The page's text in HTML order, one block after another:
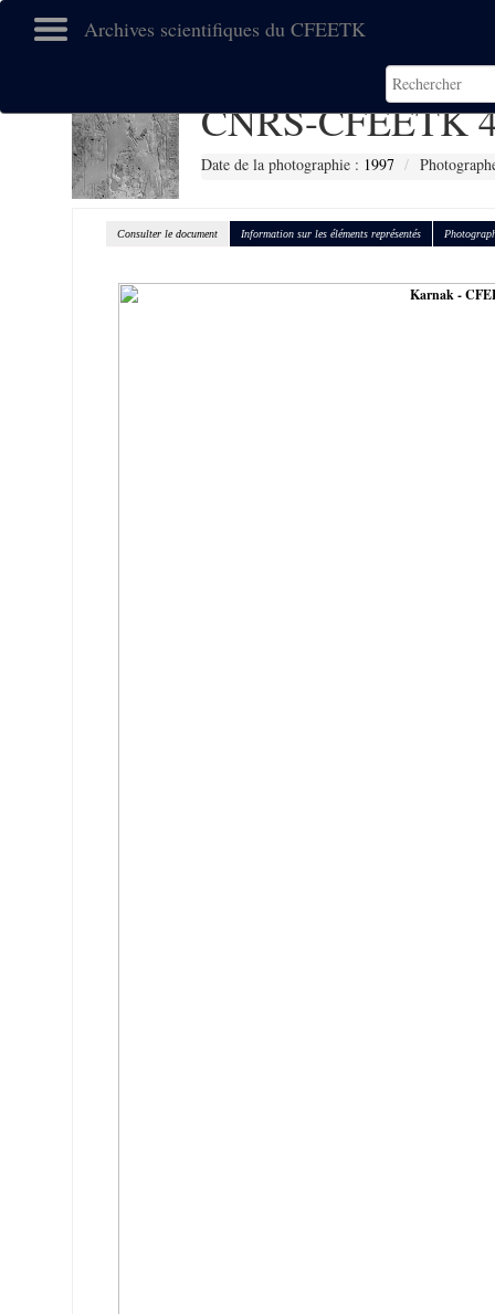
Archives scientifiques du CFEETK
CNRS-CFEETK
Date de la photographie : 1997
Consulter le document Information sur les éléments représentés